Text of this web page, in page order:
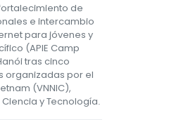
de
e intercambio
para jóvenes y
(APIE Camp
tras cinco
organizadas por el
(VNNIC),
y Tecnología.